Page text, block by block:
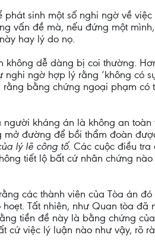
sinh một số nghi ngờ về
vấn đề mà, nếu đứng một
hay lý do nọ.
không dễ dàng bị coi thường.
ngờ hợp lý rằng ‘không có
bằng chứng ngoại phạm có
kháng án là không an toàn
đường để bồi thẩm đoàn
lý lẽ công tố. Các cuộc điều
tiết lộ bất cứ nhân chứng nào
các thành viên của Tòa án
Tất nhiên, như Quan tòa đã
tiền đề này là bằng chứng
cứ việc lý luận nào như vậy, rõ